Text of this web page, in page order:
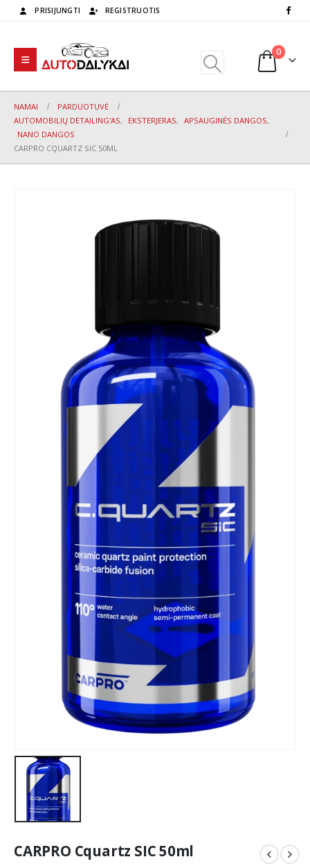
PRISIJUNGTI REGISTRUOTIS
0
NAMAI
PARDUOTUVĖ
AUTOMOBILIŲ DETAILING'AS, EKSTERJERAS, APSAUGINĖS DANGOS,
NANO DANGOS
CARPRO CQUARTZ SIC 50ML
CARPRO Cquartz SIC 50ml